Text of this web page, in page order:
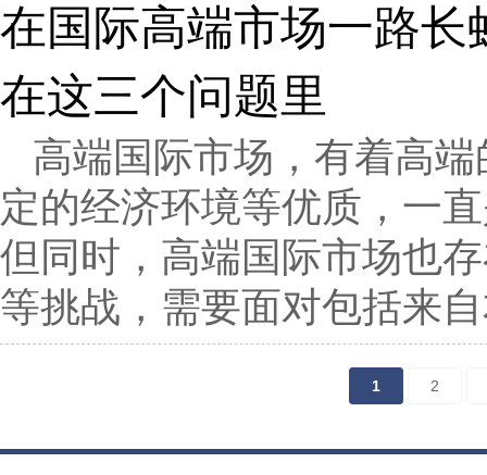
在国际高端市场一路
在这三个问题里
高端国际市场，有着高
定的经济环境等优质，一
但同时，高端国际市场也
等挑战，需要面对包括来
1 2